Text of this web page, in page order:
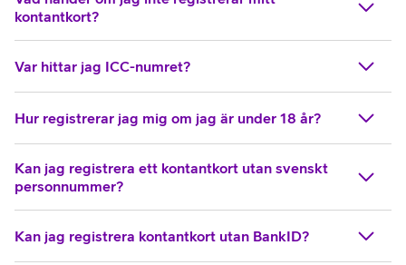
kontantkort?
Var hittar jag ICC-numret?
Hur registrerar jag mig om jag är under 18 år?
Kan jag registrera ett kontantkort utan svenskt
personnummer?
Kan jag registrera kontantkort utan BankID?